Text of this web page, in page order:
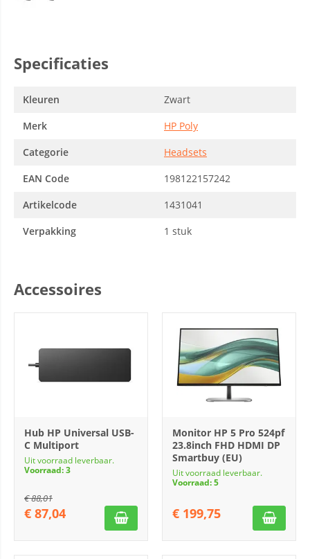
Specificaties
Kleuren
Zwart
Merk
HP Poly
Categorie
Headsets
EAN Code
198122157242
Artikelcode
1431041
Verpakking
1 stuk
Accessoires
Hub HP Universal USB-
C Multiport
Uit voorraad leverbaar.
Voorraad: 3
€88,01
€ 87,04
Monitor HP 5 Pro 524pf
23.8inch FHD HDMI DP
Smartbuy (EU)
Uit voorraad leverbaar.
Voorraad: 5
€ 199,75